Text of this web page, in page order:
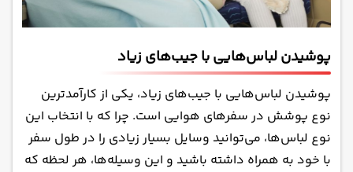
پوشیدن لباس‌هایی با جیب‌های زیاد
پوشیدن لباس‌هایی با جیب‌های زیاد، یکی از کارآمدترین
نوع پوشش در سفرهای هوایی است. چرا که با انتخاب این
نوع لباس‌ها، می‌توانید وسایل بسیار زیادی را در طول سفر
با خود به همراه داشته باشید و این وسیله‌ها، هر لحظه که